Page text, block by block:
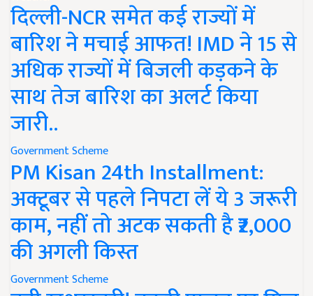
दिल्ली-NCR समेत कई राज्यों में
बारिश ने मचाई आफत! IMD ने 15 से
अधिक राज्यों में बिजली कड़कने के
साथ तेज बारिश का अलर्ट किया
जारी..
Government Scheme
PM Kisan 24th Installment:
अक्टूबर से पहले निपटा लें ये 3 जरूरी
काम, नहीं तो अटक सकती है ₹2,000
की अगली किस्त
Government Scheme